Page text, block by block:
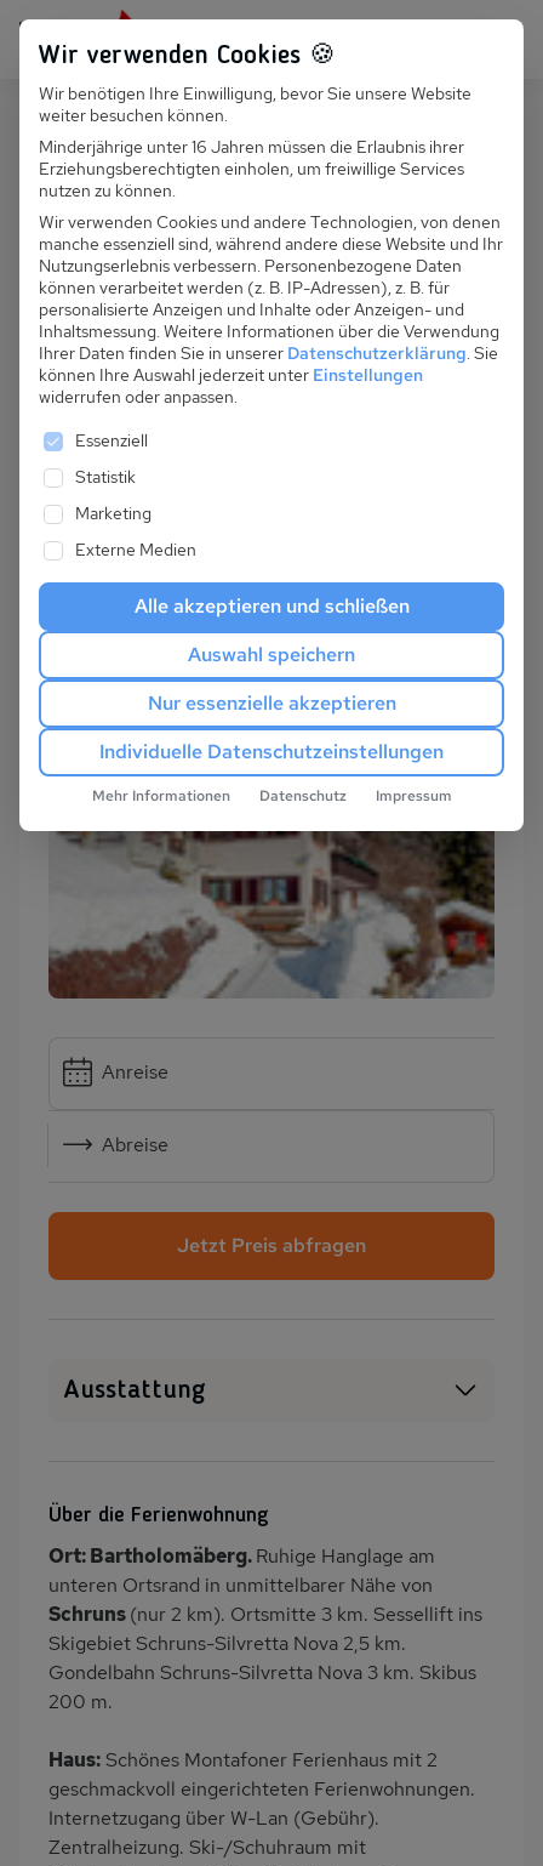
Persönlich für dich da: +49 251 899 050
Suchfeld
Suchen
A 069.005 - Ferienhaus Leitner, kl.
Fewo C3
Anreise
Abreise
Jetzt Preis abfragen
Ausstattung
PKW-Parkplatz
Dusche/WC
Küche
Herd (4 Kochfelder)
Backofen
Kühlschrank
Ruhige Lage
Babybett
Nichtraucher
verboten
Über die Ferienwohnung
Ort: Bartholomäberg.Ruhige Hanglage am
unteren Ortsrand in unmittelbarer Nähe von
Schruns(nur 2 km). Ortsmitte 3 km. Sessellift ins
Skigebiet Schruns-Silvretta Nova 2,5 km.
Gondelbahn Schruns-Silvretta Nova 3 km. Skibus
200 m.
Haus: Schönes Montafoner Ferienhaus mit 2
geschmackvoll eingerichteten Ferienwohnungen.
Internetzugang über W-Lan (Gebühr).
Zentralheizung. Ski-/Schuhraum mit
Wir verwenden Cookies 🍪
Wir benötigen Ihre Einwilligung, bevor Sie unsere Website
weiter besuchen können.
Minderjährige unter 16 Jahren müssen die Erlaubnis ihrer
Erziehungsberechtigten einholen, um freiwillige Services
nutzen zu können.
Wir verwenden Cookies und andere Technologien, von denen
manche essenziell sind, während andere diese Website und Ihr
Nutzungserlebnis verbessern. Personenbezogene Daten
können verarbeitet werden (z. B. IP-Adressen), z. B. für
personalisierte Anzeigen und Inhalte oder Anzeigen- und
Inhaltsmessung. Weitere Informationen über die Verwendung
Ihrer Daten finden Sie in unserer Datenschutzerklärung. Sie
können Ihre Auswahl jederzeit unter Einstellungen
widerrufen oder anpassen.
Es folgt eine Liste der Service-Gruppen, für die
Essenziell
Statistik
Marketing
Externe Medien
Alle akzeptieren und schließen
Auswahl speichern
Nur essenzielle akzeptieren
Individuelle Datenschutzeinstellungen
Mehr Informationen Datenschutz Impressum